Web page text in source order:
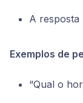
A resposta
Exemplos de
“Qual o